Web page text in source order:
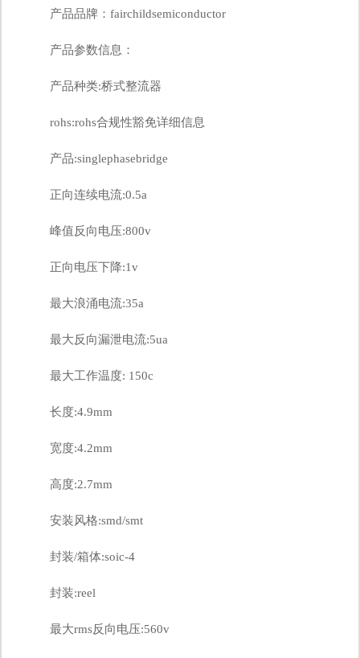
产品品牌：fairchildsemiconductor
产品参数信息：
产品种类:桥式整流器
rohs:rohs合规性豁免详细信息
产品:singlephasebridge
正向连续电流:0.5a
峰值反向电压:800v
正向电压下降:1v
最大浪涌电流:35a
最大反向漏泄电流:5ua
最大工作温度: 150c
长度:4.9mm
宽度:4.2mm
高度:2.7mm
安装风格:smd/smt
封装/箱体:soic-4
封装:reel
最大rms反向电压:560v